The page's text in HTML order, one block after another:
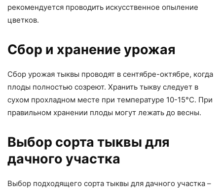
рекомендуется проводить искусственное опыление
цветков.
Сбор и хранение урожая
Сбор урожая тыквы проводят в сентябре-октябре, когда
плоды полностью созреют. Хранить тыкву следует в
сухом прохладном месте при температуре 10-15°C. При
правильном хранении плоды могут лежать до весны.
Выбор сорта тыквы для
дачного участка
Выбор подходящего сорта тыквы для дачного участка –